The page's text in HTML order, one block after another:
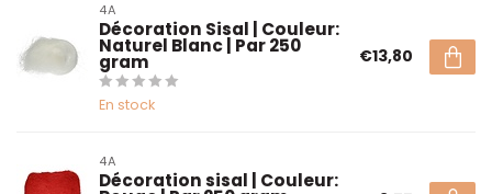
4A
Décoration Sisal | Couleur:
Naturel Blanc | Par 250
gram
En stock
€13,80
4A
Décoration sisal | Couleur: